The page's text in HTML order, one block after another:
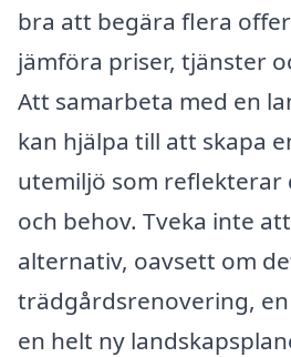
bra att begära flera
jämföra priser, tjänster
Att samarbeta med en
kan hjälpa till att skapa
utemiljö som reflekterar
och behov. Tveka inte
alternativ, oavsett om
trädgårdsrenovering,
en helt ny